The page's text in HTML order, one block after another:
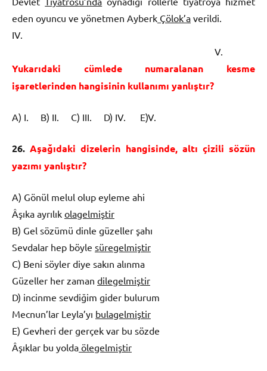
eden oyuncu ve yönetmen Ayberk Çölok’a verildi.
IV.
V.
Yukarıdaki cümlede numaralanan kesme
işaretlerinden hangisinin kullanımı yanlıştır?
A) I. B) II. C) III. D) IV. E)V.
26. Aşağıdaki dizelerin hangisinde, altı çizili sözün
yazımı yanlıştır?
A) Gönül melul olup eyleme ahi
Âşıka ayrılık olagelmiştir
B) Gel sözümü dinle güzeller şahı
Sevdalar hep böyle süregelmiştir
C) Beni söyler diye sakın alınma
Güzeller her zaman dilegelmiştir
D) incinme sevdiğim gider bulurum
Mecnun’lar Leyla’yı bulagelmiştir
E) Gevheri der gerçek var bu sözde
Âşıklar bu yolda ölegelmiştir